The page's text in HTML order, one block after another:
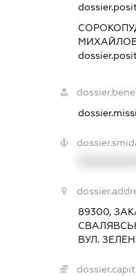
89300,
ВУЛ.